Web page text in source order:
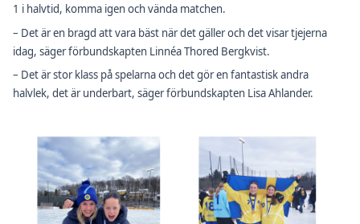
1 i halvtid, komma igen och vända matchen.
– Det är en bragd att vara bäst när det gäller och det visar tjejerna
idag, säger förbundskapten Linnéa Thored Bergkvist.
– Det är stor klass på spelarna och det gör en fantastisk andra
halvlek, det är underbart, säger förbundskapten Lisa Ahlander.